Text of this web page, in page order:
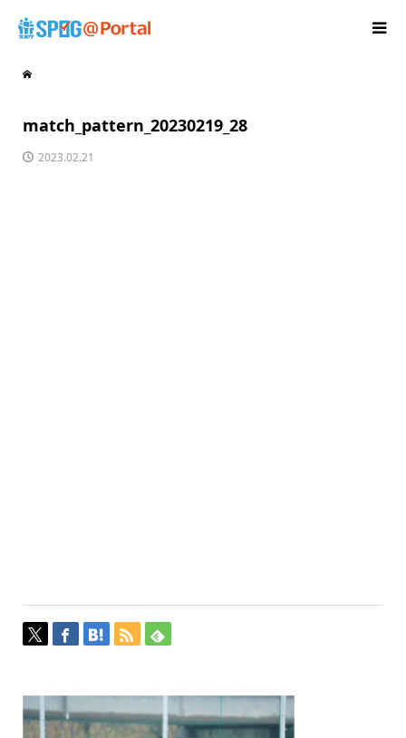
match_pattern_20230219_28
2023.02.21